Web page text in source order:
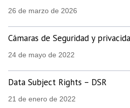
26 de marzo de 2026
Cámaras de Seguridad y
24 de mayo de 2022
Data Subject Rights – DSR
21 de enero de 2022